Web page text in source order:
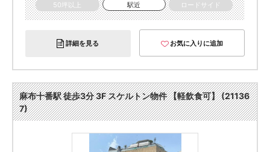
50坪以上
駅近 ロードサイド
詳細を見る お気に入りに追加
麻布十番駅 徒歩3分 3F スケルトン物件 【軽飲食可】 (21136
7)